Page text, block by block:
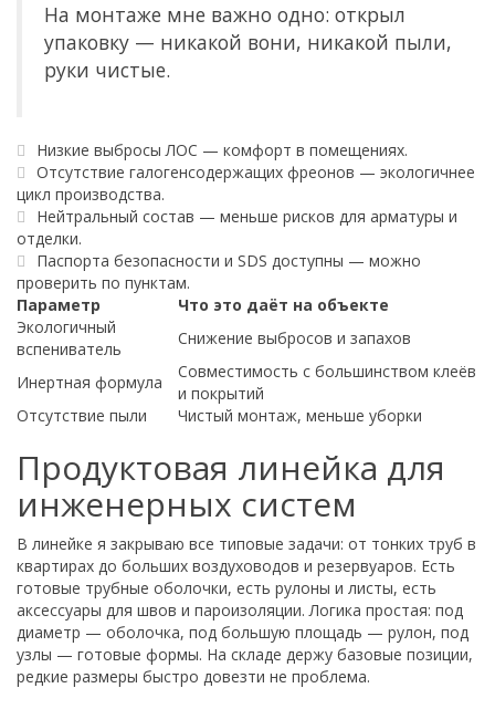
На монтаже мне важно одно: открыл
упаковку — никакой вони, никакой пыли,
руки чистые.
Низкие выбросы ЛОС — комфорт в помещениях.
Отсутствие галогенсодержащих фреонов — экологичнее
цикл производства.
Нейтральный состав — меньше рисков для арматуры и
отделки.
Паспорта безопасности и SDS доступны — можно
проверить по пунктам.
Параметр
Что это даёт на объекте
Экологичный
вспениватель
Снижение выбросов и запахов
Инертная формула
Совместимость с большинством клеёв
и покрытий
Отсутствие пыли
Чистый монтаж, меньше уборки
Продуктовая линейка для
инженерных систем
В линейке я закрываю все типовые задачи: от тонких труб в
квартирах до больших воздуховодов и резервуаров. Есть
готовые трубные оболочки, есть рулоны и листы, есть
аксессуары для швов и пароизоляции. Логика простая: под
диаметр — оболочка, под большую площадь — рулон, под
узлы — готовые формы. На складе держу базовые позиции,
редкие размеры быстро довезти не проблема.